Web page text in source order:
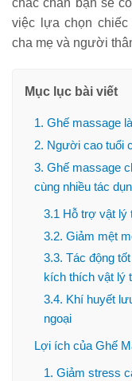
chắc chắn bạn sẽ
việc lựa chọn
cha mẹ và người
Mục lục bài viết
1. Ghế massage
2. Người cao tuổi
3. Ghế massage
cùng nhiều tác
3.1 Hỗ trợ vật lý
3.2. Giảm mệt
3.3. Tác động
kích thích vật lý
3.4. Khí huyết
ngoại
Lợi ích của Ghế
1. Giảm stress